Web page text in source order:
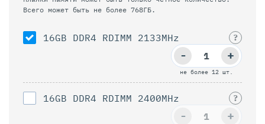
Всего может быть не более 768ГБ.
16GB DDR4 RDIMM 2133MHz ?
не более 12 шт.
+
-
16GB DDR4 RDIMM 2400MHz ?
+
-